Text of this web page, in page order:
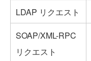
LDAP リクエスト
SOAP/XML-RPC
リクエスト